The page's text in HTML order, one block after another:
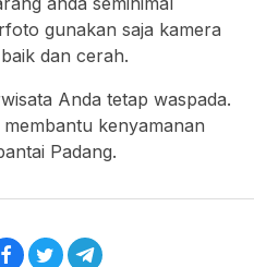
gunakan saja kamera
dan cerah.
Anda tetap waspada.
kenyamanan
Padang.